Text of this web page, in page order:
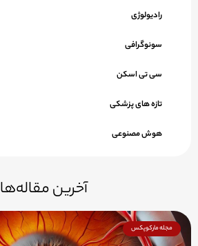
رادیولوژی
سونوگرافی
سی تی اسکن
تازه های پزشکی
هوش مصنوعی
آخرین مقاله‌ها
مجله مارکوپکس